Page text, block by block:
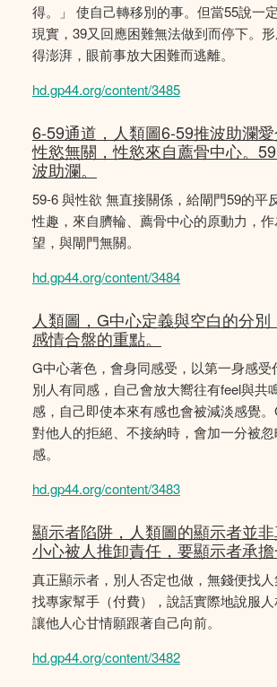
得。」 使自己轉移別的事。但當55說一
現實，39又回應困難無法做到而停下。
得澎湃，眼前事放大困難而逃離。
hd.gp44.org/content/3485
6-59通道，人類圖6-59推波助瀾
性慾無關，性慾來自薦骨中心。
波助瀾。
59-6 與性欲 無直接關係，給閘門59的平
性趣，來自臍輪、薦骨中心的原動力，
望，與閘門無關。
hd.gp44.org/content/3484
人類圖，G中心定義與空白的分別
感情合盤的重點。
G中心著色，會身同感受，以第一身感受
別人有同感，自己會放大嚮往有feel與共
感，自己即使本來有感也會被減淡感覺
對他人的拒絕、不接納時，會加一分被
感。
hd.gp44.org/content/3483
顯示者陷阱，人類圖的顯示者並非
小心被人推卸責任，要顯示者承擔
真正顯示者，別人否定也做，無錢便找
找專家幫手（付費），說話實際地說服人
讓他人心甘情願跟著自己向前。
hd.gp44.org/content/3482